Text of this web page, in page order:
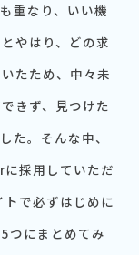
重なり、いい機
やはり、どの求
たため、中々未
きず、見つけた
た。そんな中、
採用していただ
で必ずはじめに
つにまとめてみ